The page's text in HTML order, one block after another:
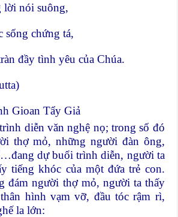
lời nói suông,
sống chứng tá,
đầy tình yêu của Chúa.
Gioan Tẩy Giả
diễn văn nghệ nọ; trong số đó
thợ mỏ, những người đàn ông,
dự buổi trình diễn, người ta
tiếng khóc của một đứa trẻ con.
đám người thợ mỏ, người ta thấy
hình vạm vỡ, đầu tóc rậm rì,
la lớn: